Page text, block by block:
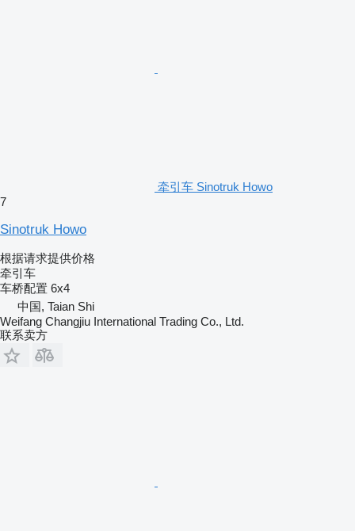
牵引车 Sinotruk Howo
7
Sinotruk Howo
根据请求提供价格
牵引车
车桥配置 6x4
中国, Taian Shi
Weifang Changjiu International Trading Co., Ltd.
联系卖方